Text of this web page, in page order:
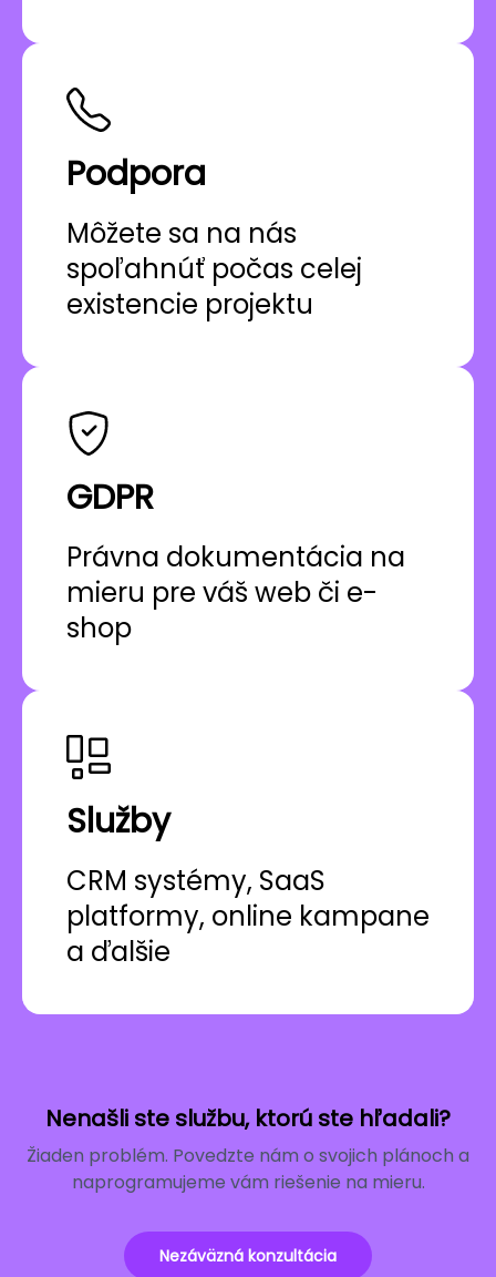
Podpora
Môžete sa na nás
spoľahnúť počas celej
existencie projektu
GDPR
Právna dokumentácia na
mieru pre váš web či e-
shop
Služby
CRM systémy, SaaS
platformy, online kampane
a ďalšie
Nenašli ste službu, ktorú ste hľadali?
Žiaden problém. Povedzte nám o svojich plánoch a
naprogramujeme vám riešenie na mieru.
Nezáväzná konzultácia